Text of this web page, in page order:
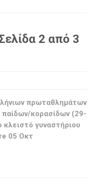
2 από 3
πρωταθλημάτων
κορασίδων (29-
γυναστήριου
05 Οκτ